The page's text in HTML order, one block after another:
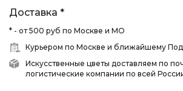
Доставка *
* - от 500 руб по Москве и МО
Курьером по Москве и ближайшему
Искусственные цветы доставляем по
логистические компании по всей